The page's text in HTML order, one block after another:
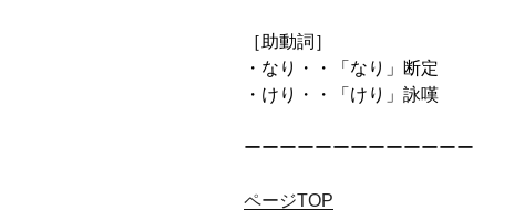
［助動詞］
・なり・・「なり」断定
・けり・・「けり」詠嘆
ーーーーーーーーーーーーー
ページTOP